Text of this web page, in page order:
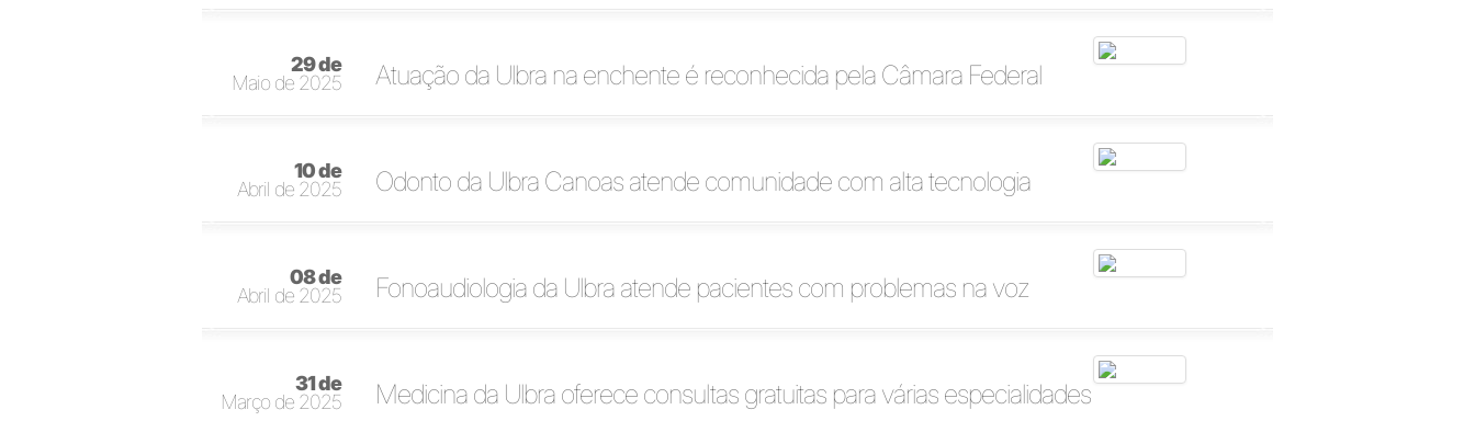
29 de
Maio de 2025
Atuação da Ulbra na enchente é reconhecida pela Câmara Federal
10 de
Abril de 2025
Odonto da Ulbra Canoas atende comunidade com alta tecnologia
08 de
Abril de 2025
Fonoaudiologia da Ulbra atende pacientes com problemas na voz
31 de
Março de 2025
Medicina da Ulbra oferece consultas gratuitas para várias especialidades